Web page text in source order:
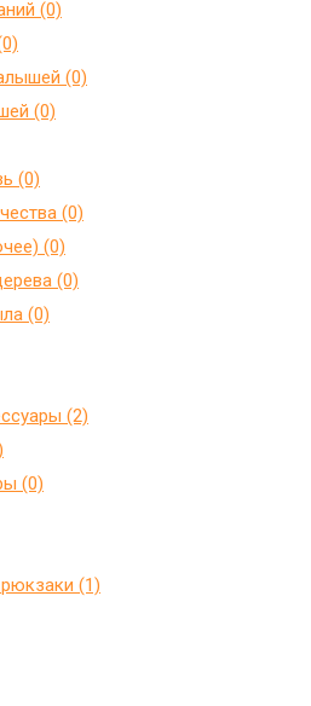
(0)
(0)
(0)
(0)
(0)
(0)
(0)
(0)
(2)
(0)
(1)